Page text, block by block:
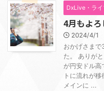
DxLive・ラ
4月もよ
2024/4/1
おかげさまで
た。 ありが
が円安ドル高
トに流れが
メインに ...